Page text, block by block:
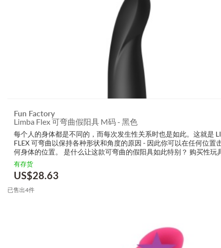
Fun Factory
Limba Flex 可弯曲假阳具 M码 - 黑色
每个人的身体都是不同的，而每次发生性关系时也是如此。这就是
FLEX 可弯曲以保持各种形状和角度的原因 - 因此你可以在任何位置
何身体的位置。 是什么让这款可弯曲的假阳具如此特别？ 购买性玩
是一种猜谜游戏：购买时在未能先试用之下会先尝试想像你身体最
形...
有存货
US$28.63
已售出4件